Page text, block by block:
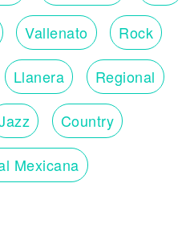
Vallenato Rock
Llanera Regional
Country
Mexicana